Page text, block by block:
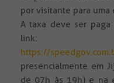
por visitante para uma
A taxa deve ser paga
link:
https://
presencialmente em
de 07h às 19h) e na